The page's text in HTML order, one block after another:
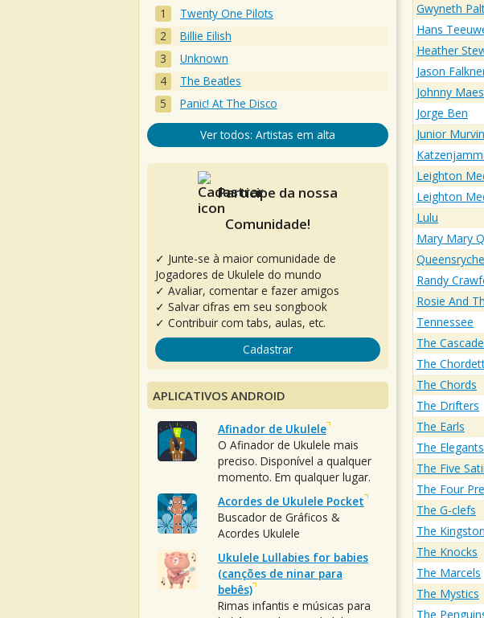
Gwyneth
Hans
Heather
Jason
Johnny
Jorge Ben
Junior Murvin
Leighton
Leighton
Lulu
Mary Mary
Queensryche
Randy
Rosie And
Tennessee
The
The
The Chords
The Drifters
The Earls
The Elegants
The Five
The Four
The G-clefs
The
The Knocks
The Marcels
The Mystics
The
Twenty One Pilots
Billie Eilish
Unknown
The Beatles
Panic! At The Disco
Ver todos: Artistas em alta
Participe da nossa
Comunidade!
✓ Junte-se à maior comunidade de
Jogadores de Ukulele do mundo
✓ Avaliar, comentar e fazer amigos
✓ Salvar cifras em seu songbook
✓ Contribuir com tabs, aulas, etc.
Cadastrar
APLICATIVOS ANDROID
Afinador de Ukulele
O Afinador de Ukulele mais
preciso. Disponível a qualquer
momento. Em qualquer lugar.
Acordes de Ukulele Pocket
Buscador de Gráficos &
Acordes Ukulele
Ukulele Lullabies for babies
(canções de ninar para
bebês)
Rimas infantis e músicas para